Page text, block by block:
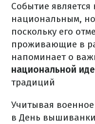
Событие является
национальным,
поскольку его
проживающие в
напоминает о
национальной
традиций
Учитывая
в День